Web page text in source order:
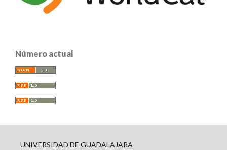
Número actual
UNIVERSIDAD DE GUADALAJARA